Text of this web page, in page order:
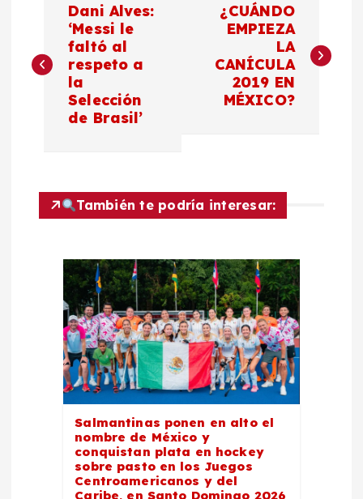
v
a
Dani Alves:
‘Messi le
faltó al
respeto a
la
Selección
de Brasil’
¿CUÁNDO
EMPIEZA
LA
CANÍCULA
2019 EN
MÉXICO?
También te podría interesar:
Salmantinas ponen en alto el
nombre de México y
conquistan plata en hockey
sobre pasto en los Juegos
Centroamericanos y del
Caribe, en Santo Domingo 2026